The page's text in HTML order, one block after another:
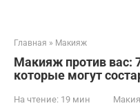
Главная » Макияж
Макияж против вас:
которые могут
На чтение: 19 мин